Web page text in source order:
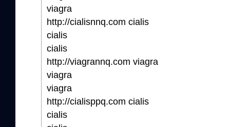
viagra
http://cialisnnq.com cialis
cialis
cialis
http://viagrannq.com viagra
viagra
viagra
http://cialisppq.com cialis
cialis